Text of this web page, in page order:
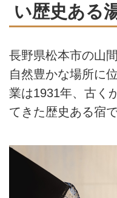
い歴史ある
長野県松本市の山
自然豊かな場所に
業は1931年、古く
てきた歴史ある宿で